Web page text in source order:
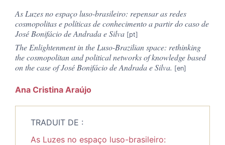
As Luzes no espaço luso-brasileiro: repensar as redes
cosmopolitas e políticas de conhecimento a partir do caso de
José Bonifácio de Andrada e Silva
The Enlightenment in the Luso-Brazilian space: rethinking
the cosmopolitan and political networks of knowledge based
on the case of José Bonifácio de Andrada e Silva.
Ana Cristina Araújo
TRADUIT DE :
As Luzes no espaço luso-brasileiro: